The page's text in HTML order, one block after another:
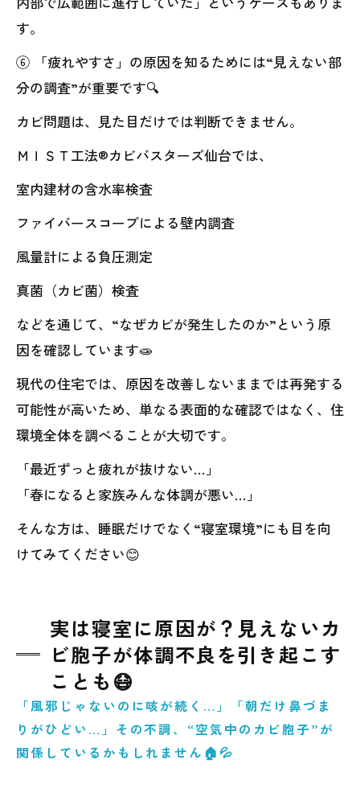
す。
⑥ 「疲れやすさ」の原因を知るためには“見えない部
分の調査”が重要です🔍
カビ問題は、見た目だけでは判断できません。
ＭＩＳＴ工法®カビバスターズ仙台では、
室内建材の含水率検査
ファイバースコープによる壁内調査
風量計による負圧測定
真菌（カビ菌）検査
などを通じて、“なぜカビが発生したのか”という原
因を確認しています🧫
現代の住宅では、原因を改善しないままでは再発する
可能性が高いため、単なる表面的な確認ではなく、住
環境全体を調べることが大切です。
「最近ずっと疲れが抜けない…」
「春になると家族みんな体調が悪い…」
そんな方は、睡眠だけでなく“寝室環境”にも目を向
けてみてください😊
実は寝室に原因が？見えないカ
ビ胞子が体調不良を引き起こす
ことも😷
「風邪じゃないのに咳が続く…」「朝だけ鼻づま
りがひどい…」その不調、“空気中のカビ胞子”が
関係しているかもしれません🏠💦